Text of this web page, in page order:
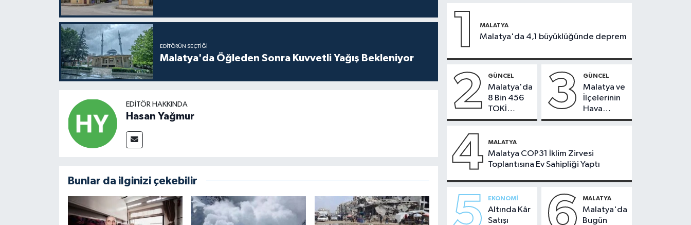
EDITÖRÜN SEÇTIĞI
Malatya'da Öğleden Sonra Kuvvetli Yağış Bekleniyor
EDITÖR HAKKINDA
Hasan Yağmur
Bunlar da ilginizi çekebilir
1 MALATYA
Malatya'da 4,1 büyüklüğünde deprem
2 GÜNCEL
Malatya'da
8 Bin 456
TOKİ
Konutunun
Bugün
Çekiliyor
3 GÜNCEL
Malatya ve
İlçelerinin
Hava
Durumu -
2026
4 MALATYA
Malatya COP31 İklim Zirvesi
Toplantısına Ev Sahipliği Yaptı
EKONOMI
Altında Kâr
Satışı
MALATYA
Malatya'da
Bugün